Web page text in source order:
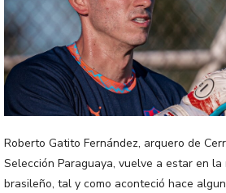
Roberto Gatito Fernández, arquero de
Selección Paraguaya, vuelve a estar en la
brasileño, tal y como aconteció hace